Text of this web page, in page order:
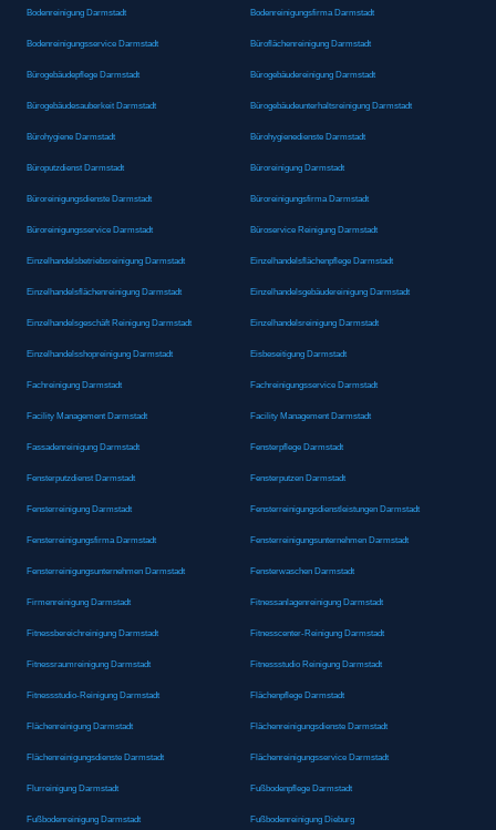
Bodenreinigung Darmstadt Bodenreinigungsfirma Darmstadt
Bodenreinigungsservice Darmstadt Büroflächenreinigung Darmstadt
Bürogebäudepflege Darmstadt Bürogebäudereinigung Darmstadt
Bürogebäudesauberkeit Darmstadt Bürogebäudeunterhaltsreinigung Darmstadt
Bürohygiene Darmstadt Bürohygienedienste Darmstadt
Büroputzdienst Darmstadt Büroreinigung Darmstadt
Büroreinigungsdienste Darmstadt Büroreinigungsfirma Darmstadt
Büroreinigungsservice Darmstadt Büroservice Reinigung Darmstadt
Einzelhandelsbetriebsreinigung Darmstadt Einzelhandelsflächenpflege Darmstadt
Einzelhandelsflächenreinigung Darmstadt Einzelhandelsgebäudereinigung Darmstadt
Einzelhandelsgeschäft Reinigung Darmstadt Einzelhandelsreinigung Darmstadt
Einzelhandelsshopreinigung Darmstadt Eisbeseitigung Darmstadt
Fachreinigung Darmstadt Fachreinigungsservice Darmstadt
Facility Management Darmstadt Facility Management Darmstadt
Fassadenreinigung Darmstadt Fensterpflege Darmstadt
Fensterputzdienst Darmstadt Fensterputzen Darmstadt
Fensterreinigung Darmstadt Fensterreinigungsdienstleistungen Darmstadt
Fensterreinigungsfirma Darmstadt Fensterreinigungsunternehmen Darmstadt
Fensterreinigungsunternehmen Darmstadt Fensterwaschen Darmstadt
Firmenreinigung Darmstadt Fitnessanlagenreinigung Darmstadt
Fitnessbereichreinigung Darmstadt Fitnesscenter-Reinigung Darmstadt
Fitnessraumreinigung Darmstadt Fitnessstudio Reinigung Darmstadt
Fitnessstudio-Reinigung Darmstadt Flächenpflege Darmstadt
Flächenreinigung Darmstadt Flächenreinigungsdienste Darmstadt
Flächenreinigungsdienste Darmstadt Flächenreinigungsservice Darmstadt
Flurreinigung Darmstadt Fußbodenpflege Darmstadt
Fußbodenreinigung Darmstadt Fußbodenreinigung Dieburg